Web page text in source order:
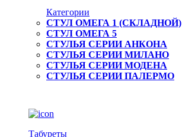
Категории
СТУЛ ОМЕГА 1 (СКЛАДНОЙ)
СТУЛ ОМЕГА 5
СТУЛЬЯ СЕРИИ АНКОНА
СТУЛЬЯ СЕРИИ МИЛАНО
СТУЛЬЯ СЕРИИ МОДЕНА
СТУЛЬЯ СЕРИИ ПАЛЕРМО
Табуреты